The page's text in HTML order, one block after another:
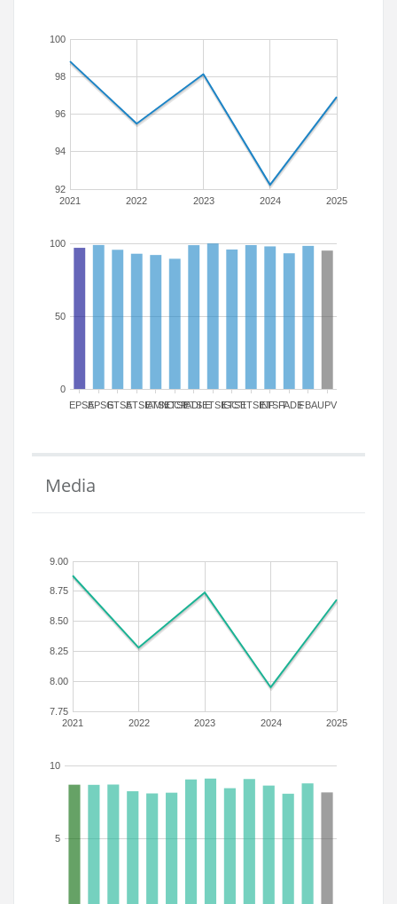
2021 2022 2023 2024 2025
92
94
96
98
100
EPSAEPSGETSAETSIAMN
ETSICCP
ETSIADI
ETSIEETSIGCT
ETSIIETSINFETSITFADEFBAUPV
0
50
100
Media
2021 2022 2023 2024 2025
7.75
8.00
8.25
8.50
8.75
9.00
5
10